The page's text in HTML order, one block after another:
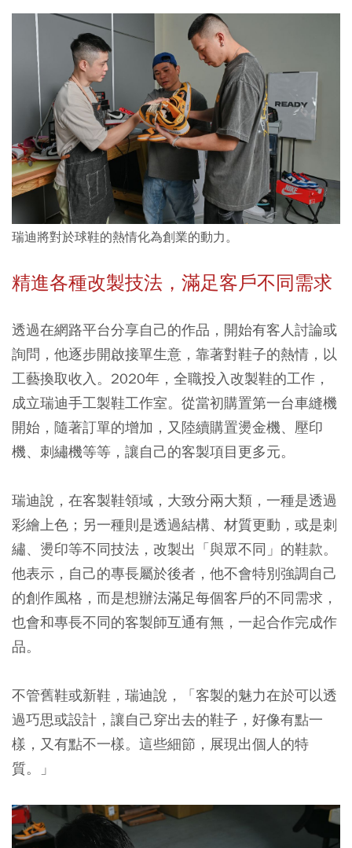
瑞迪將對於球鞋的熱情化為創業的動力。
精進各種改製技法，滿足客戶不同需求
透過在網路平台分享自己的作品，開始有客人討論或
詢問，他逐步開啟接單生意，靠著對鞋子的熱情，以
工藝換取收入。2020年，全職投入改製鞋的工作，
成立瑞迪手工製鞋工作室。從當初購置第一台車縫機
開始，隨著訂單的增加，又陸續購置燙金機、壓印
機、刺繡機等等，讓自己的客製項目更多元。
瑞迪說，在客製鞋領域，大致分兩大類，一種是透過
彩繪上色；另一種則是透過結構、材質更動，或是刺
繡、燙印等不同技法，改製出「與眾不同」的鞋款。
他表示，自己的專長屬於後者，他不會特別強調自己
的創作風格，而是想辦法滿足每個客戶的不同需求，
也會和專長不同的客製師互通有無，一起合作完成作
品。
不管舊鞋或新鞋，瑞迪說，「客製的魅力在於可以透
過巧思或設計，讓自己穿出去的鞋子，好像有點一
樣，又有點不一樣。這些細節，展現出個人的特
質。」